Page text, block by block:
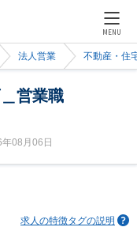
MENU
法人営業 不動産・住
営業職
08月06日
求人の特徴タグの説明